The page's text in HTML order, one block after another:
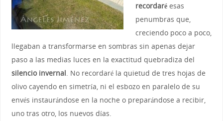
recordaréesas
penumbras que,
creciendo poco a poco,
llegaban a transformarse en sombras sin apenas dejar
paso a las medias luces en la exactitud quebradiza del
silencio invernal . No recordaré la quietud de tres hojas de
olivo cayendo en simetría, ni el esbozo en paralelo de su
envés instaurándose en la noche o preparándose a recibir,
uno tras otro, los nuevos días.